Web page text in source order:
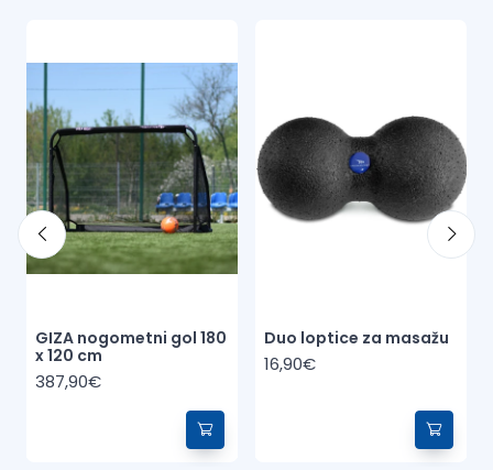
GIZA nogometni gol 180
x 120 cm
387,90€
Duo loptice za masažu
16,90€